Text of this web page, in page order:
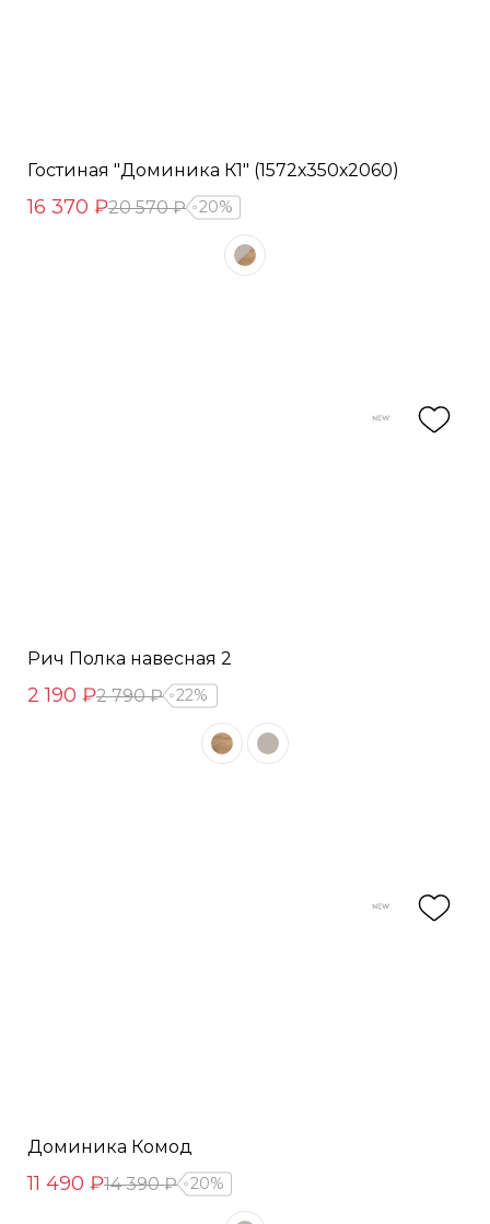
Гостиная "Доминика К1" (1572х350х2060)
16 370 ₽20 570 ₽ 20%
Рич Полка навесная 2
2 190 ₽2 790 ₽ 22%
Доминика Комод
11 490 ₽14 390 ₽ 20%